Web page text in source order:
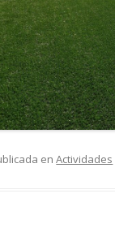
enActividades